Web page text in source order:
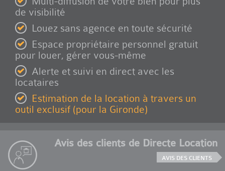
de visibilité
Louez sans agence en toute sécurité
Espace propriétaire personnel gratuit
pour louer, gérer vous-même
Alerte et suivi en direct avec les
locataires
Estimation de la location à travers un
outil exclusif (pour la Gironde)
Avis des clients de Directe Location
AVIS DES CLIENTS